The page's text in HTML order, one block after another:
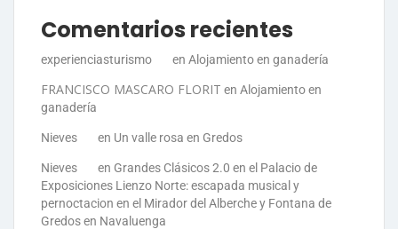
Comentarios recientes
experienciasturismo en Alojamiento en ganadería
FRANCISCO MASCARO FLORIT en Alojamiento en
ganadería
Nieves en Un valle rosa en Gredos
Nieves en Grandes Clásicos 2.0 en el Palacio de
Exposiciones Lienzo Norte: escapada musical y
pernoctacion en el Mirador del Alberche y Fontana de
Gredos en Navaluenga